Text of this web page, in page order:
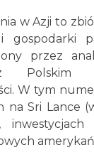
w Azji to
gospodarki
przez
Polskim
W tym
na Sri Lance